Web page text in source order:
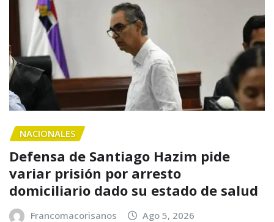
NACIONALES
Defensa de Santiago Hazim pide
variar prisión por arresto
domiciliario dado su estado de salud
Francomacorisanos Ago 5, 2026